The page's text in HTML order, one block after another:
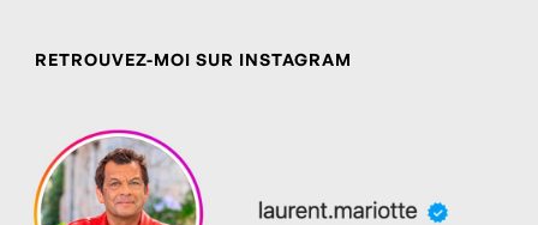
RETROUVEZ-MOI SUR INSTAGRAM